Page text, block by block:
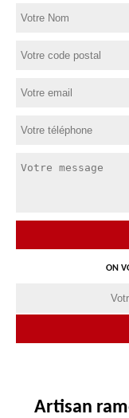
ON
Artisan